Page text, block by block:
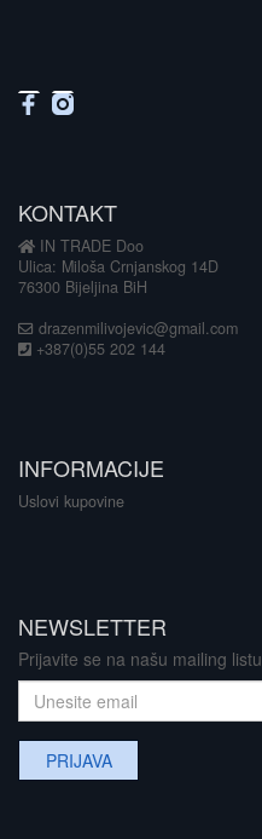
KONTAKT
IN TRADE Doo
Ulica: Miloša Crnjanskog 14D
76300 Bijeljina BiH
drazenmilivojevic@gmail.com
+387(0)55 202 144
INFORMACIJE
Uslovi kupovine
NEWSLETTER
Prijavite se na našu mailing listu
PRIJAVA